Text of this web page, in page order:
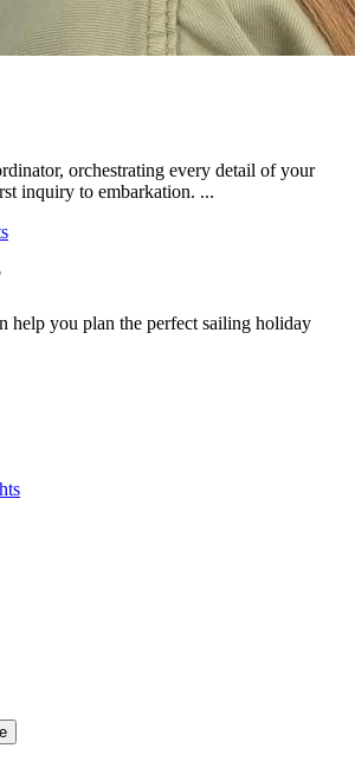
orchestrating every detail of your
inquiry to embarkation. ...
help you plan the perfect sailing holiday